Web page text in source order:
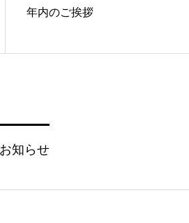
年内のご挨拶
知らせ